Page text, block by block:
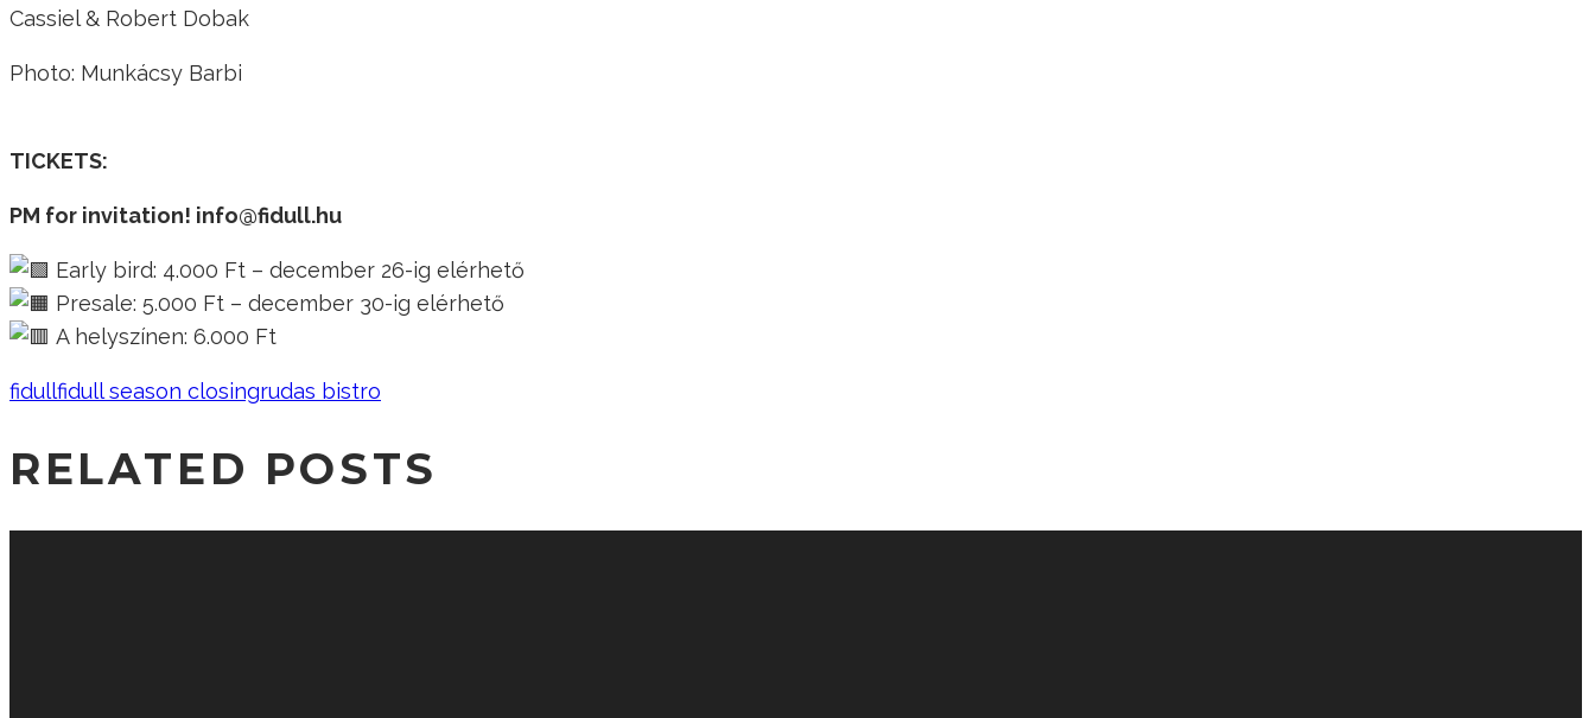
Cassiel & Robert Dobak
Photo: Munkácsy Barbi
TICKETS:
PM for invitation! info@fidull.hu
Early bird: 4.000 Ft – december 26-ig elérhető
Presale: 5.000 Ft – december 30-ig elérhető
A helyszínen: 6.000 Ft
fidullfidull season closingrudas bistro
RELATED POSTS